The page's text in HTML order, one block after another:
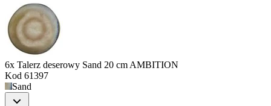
6x Talerz deserowy Sand 20 cm AMBITION
Kod 61397
Sand